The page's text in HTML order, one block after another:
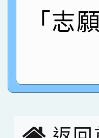
指導
賽 劉
臺灣
賀！
市賽
「志